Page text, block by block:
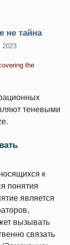
не тайна
2023
the
теневыми
к
понятия
является
вызывать
связать